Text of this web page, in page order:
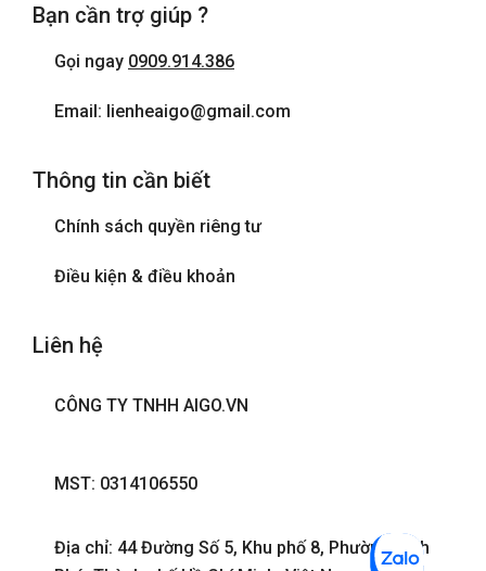
Bạn cần trợ giúp ?
Gọi ngay 0909.914.386
Email: lienheaigo@gmail.com
Thông tin cần biết
Chính sách quyền riêng tư
Điều kiện & điều khoản
Liên hệ
CÔNG TY TNHH AIGO.VN
MST: 0314106550
Địa chỉ: 44 Đường Số 5, Khu phố 8, Phường Bình